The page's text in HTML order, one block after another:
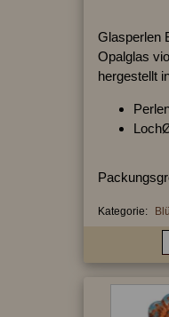
Glasperlen
Opalglas
hergestellt
Kategorie: